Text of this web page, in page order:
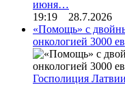
июня…
19:19 28.7.2026
«Помощь» с
онкологией 3000
Госполиция